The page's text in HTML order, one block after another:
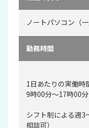
ノートパソコン（一
勤務時間
1日あたりの実働時
9時00分～17時00
シフト制による週3
相談可）